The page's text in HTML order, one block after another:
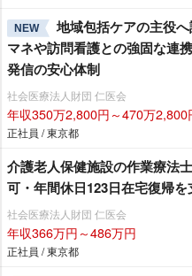
NEW
地域包括ケアの主役
マネや訪問看護との強固な連
発信の安心体制
社会医療法人財団 仁医会
年収350万2,800円～470万2,800
正社員 / 東京都
介護老人保健施設の作業療法
可・年間休日123日在宅復帰を
社会医療法人財団 仁医会
年収366万円～486万円
正社員 / 東京都